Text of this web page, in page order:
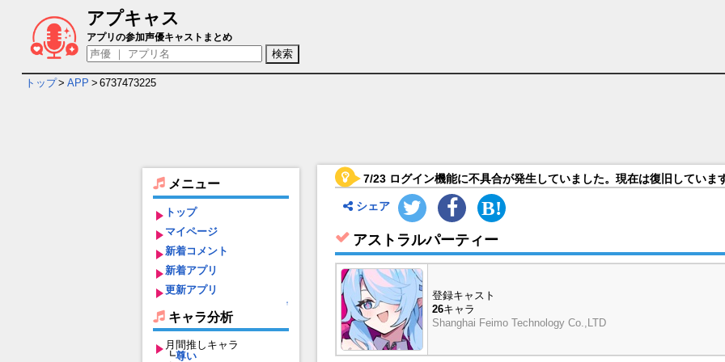
アプキャス
アストラルパーティー キャラ＆声優（CV）一覧
アプリの参加声優キャストまとめ
トップ> APP > 6737473225
メニュー
トップ
マイページ
新着コメント
新着アプリ
更新アプリ
↑
キャラ分析
月間推しキャラ
┗尊い
7/23 ログイン機能に不具合が発生していました。現在は復旧していま
シェア
アストラルパーティー
登録キャスト
26キャラ
Shanghai Feimo Technology Co.,LTD